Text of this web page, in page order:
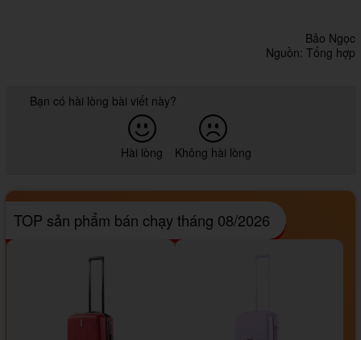
Bảo Ngọc
Nguồn: Tổng hợp
Bạn có hài lòng bài viết này?
Hài lòng Không hài lòng
TOP sản phẩm bán chạy tháng 08/2026